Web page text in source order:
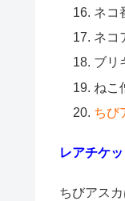
ネコ
ネコ
ブリ
ねこ
ちび
レアチケ
ちびアス